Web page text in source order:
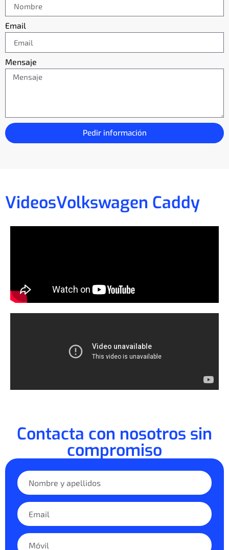
Email
Mensaje
Pedir información
VideosVolkswagen Caddy
Contacta con nosotros sin
compromiso